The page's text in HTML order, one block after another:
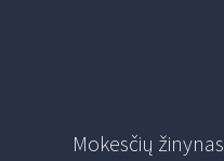
Mokesčių žinynas